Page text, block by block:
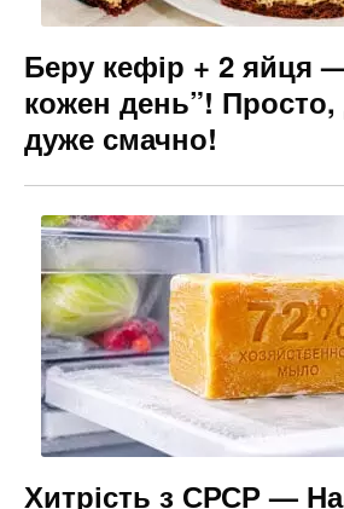
Беру кефір + 2 яйця
кожен день”! Просто,
дуже смачно!
Хитрість з СРСР —